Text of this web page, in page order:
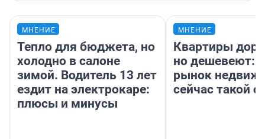
МНЕНИЕ
Тепло для бюджета, но
холодно в салоне
зимой. Водитель 13 лет
ездит на электрокаре:
плюсы и минусы
МНЕНИЕ
Квартиры
но дешевеют:
рынок
сейчас такой